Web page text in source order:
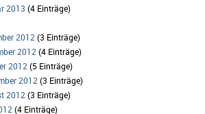
2013 (4 Einträge)
2012 (3 Einträge)
2012 (4 Einträge)
2012 (5 Einträge)
2012 (3 Einträge)
2012 (3 Einträge)
(4 Einträge)